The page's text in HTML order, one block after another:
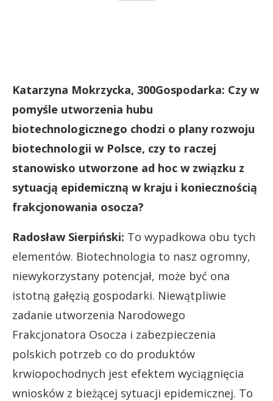
Katarzyna Mokrzycka, 300Gospodarka: Czy w
pomyśle utworzenia hubu
biotechnologicznego chodzi o plany rozwoju
biotechnologii w Polsce, czy to raczej
stanowisko utworzone ad hoc w związku z
sytuacją epidemiczną w kraju i koniecznością
frakcjonowania osocza?
Radosław Sierpiński: To wypadkowa obu tych
elementów. Biotechnologia to nasz ogromny,
niewykorzystany potencjał, może być ona
istotną gałęzią gospodarki. Niewątpliwie
zadanie utworzenia Narodowego
Frakcjonatora Osocza i zabezpieczenia
polskich potrzeb co do produktów
krwiopochodnych jest efektem wyciągnięcia
wniosków z bieżącej sytuacji epidemicznej. To